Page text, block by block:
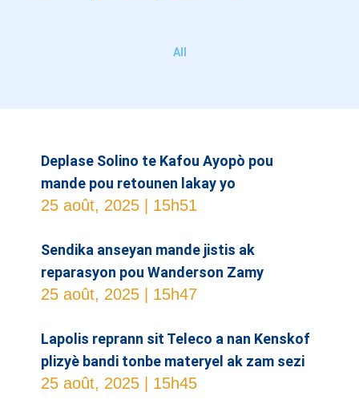
All
Deplase Solino te Kafou Ayopò pou
mande pou retounen lakay yo
25 août, 2025 15h51
Sendika anseyan mande jistis ak
reparasyon pou Wanderson Zamy
25 août, 2025 15h47
Lapolis reprann sit Teleco a nan Kenskof
plizyè bandi tonbe materyel ak zam sezi
25 août, 2025 15h45